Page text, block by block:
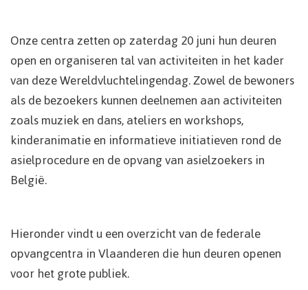
Onze centra zetten op zaterdag 20 juni hun deuren
open en organiseren tal van activiteiten in het kader
van deze Wereldvluchtelingendag. Zowel de bewoners
als de bezoekers kunnen deelnemen aan activiteiten
zoals muziek en dans, ateliers en workshops,
kinderanimatie en informatieve initiatieven rond de
asielprocedure en de opvang van asielzoekers in
België.
Hieronder vindt u een overzicht van de federale
opvangcentra in Vlaanderen die hun deuren openen
voor het grote publiek.